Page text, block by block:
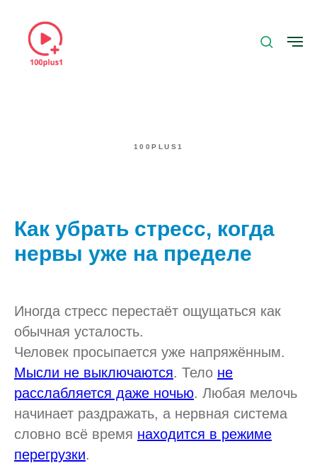
100PLUS1
Как убрать стресс, когда
нервы уже на пределе
Иногда стресс перестаёт ощущаться как
обычная усталость.
Человек просыпается уже напряжённым.
Мысли не выключаются. Тело не
расслабляется даже ночью. Любая мелочь
начинает раздражать, а нервная система
словно всё время находится в режиме
перегрузки.